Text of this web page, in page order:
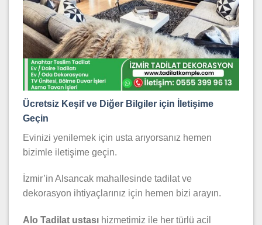
Ücretsiz Keşif ve Diğer Bilgiler için İletişime
Geçin
Evinizi yenilemek için usta arıyorsanız hemen
bizimle iletişime geçin.
İzmir’in Alsancak mahallesinde tadilat ve
dekorasyon ihtiyaçlarınız için hemen bizi arayın.
Alo Tadilat ustası hizmetimiz ile her türlü acil